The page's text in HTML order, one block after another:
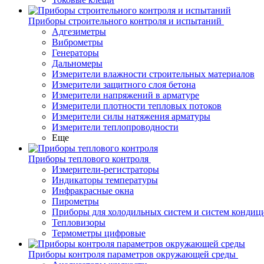
Приборы строительного контроля и испытаний
Адгезиметры
Виброметры
Генераторы
Дальномеры
Измерители влажности строительных материалов
Измерители защитного слоя бетона
Измерители напряжений в арматуре
Измерители плотности тепловых потоков
Измерители силы натяжения арматуры
Измерители теплопроводности
Еще
Приборы теплового контроля
Измерители-регистраторы
Индикаторы температуры
Инфракрасные окна
Пирометры
Приборы для холодильных систем и систем
Тепловизоры
Термометры цифровые
Приборы контроля параметров окружающей среды